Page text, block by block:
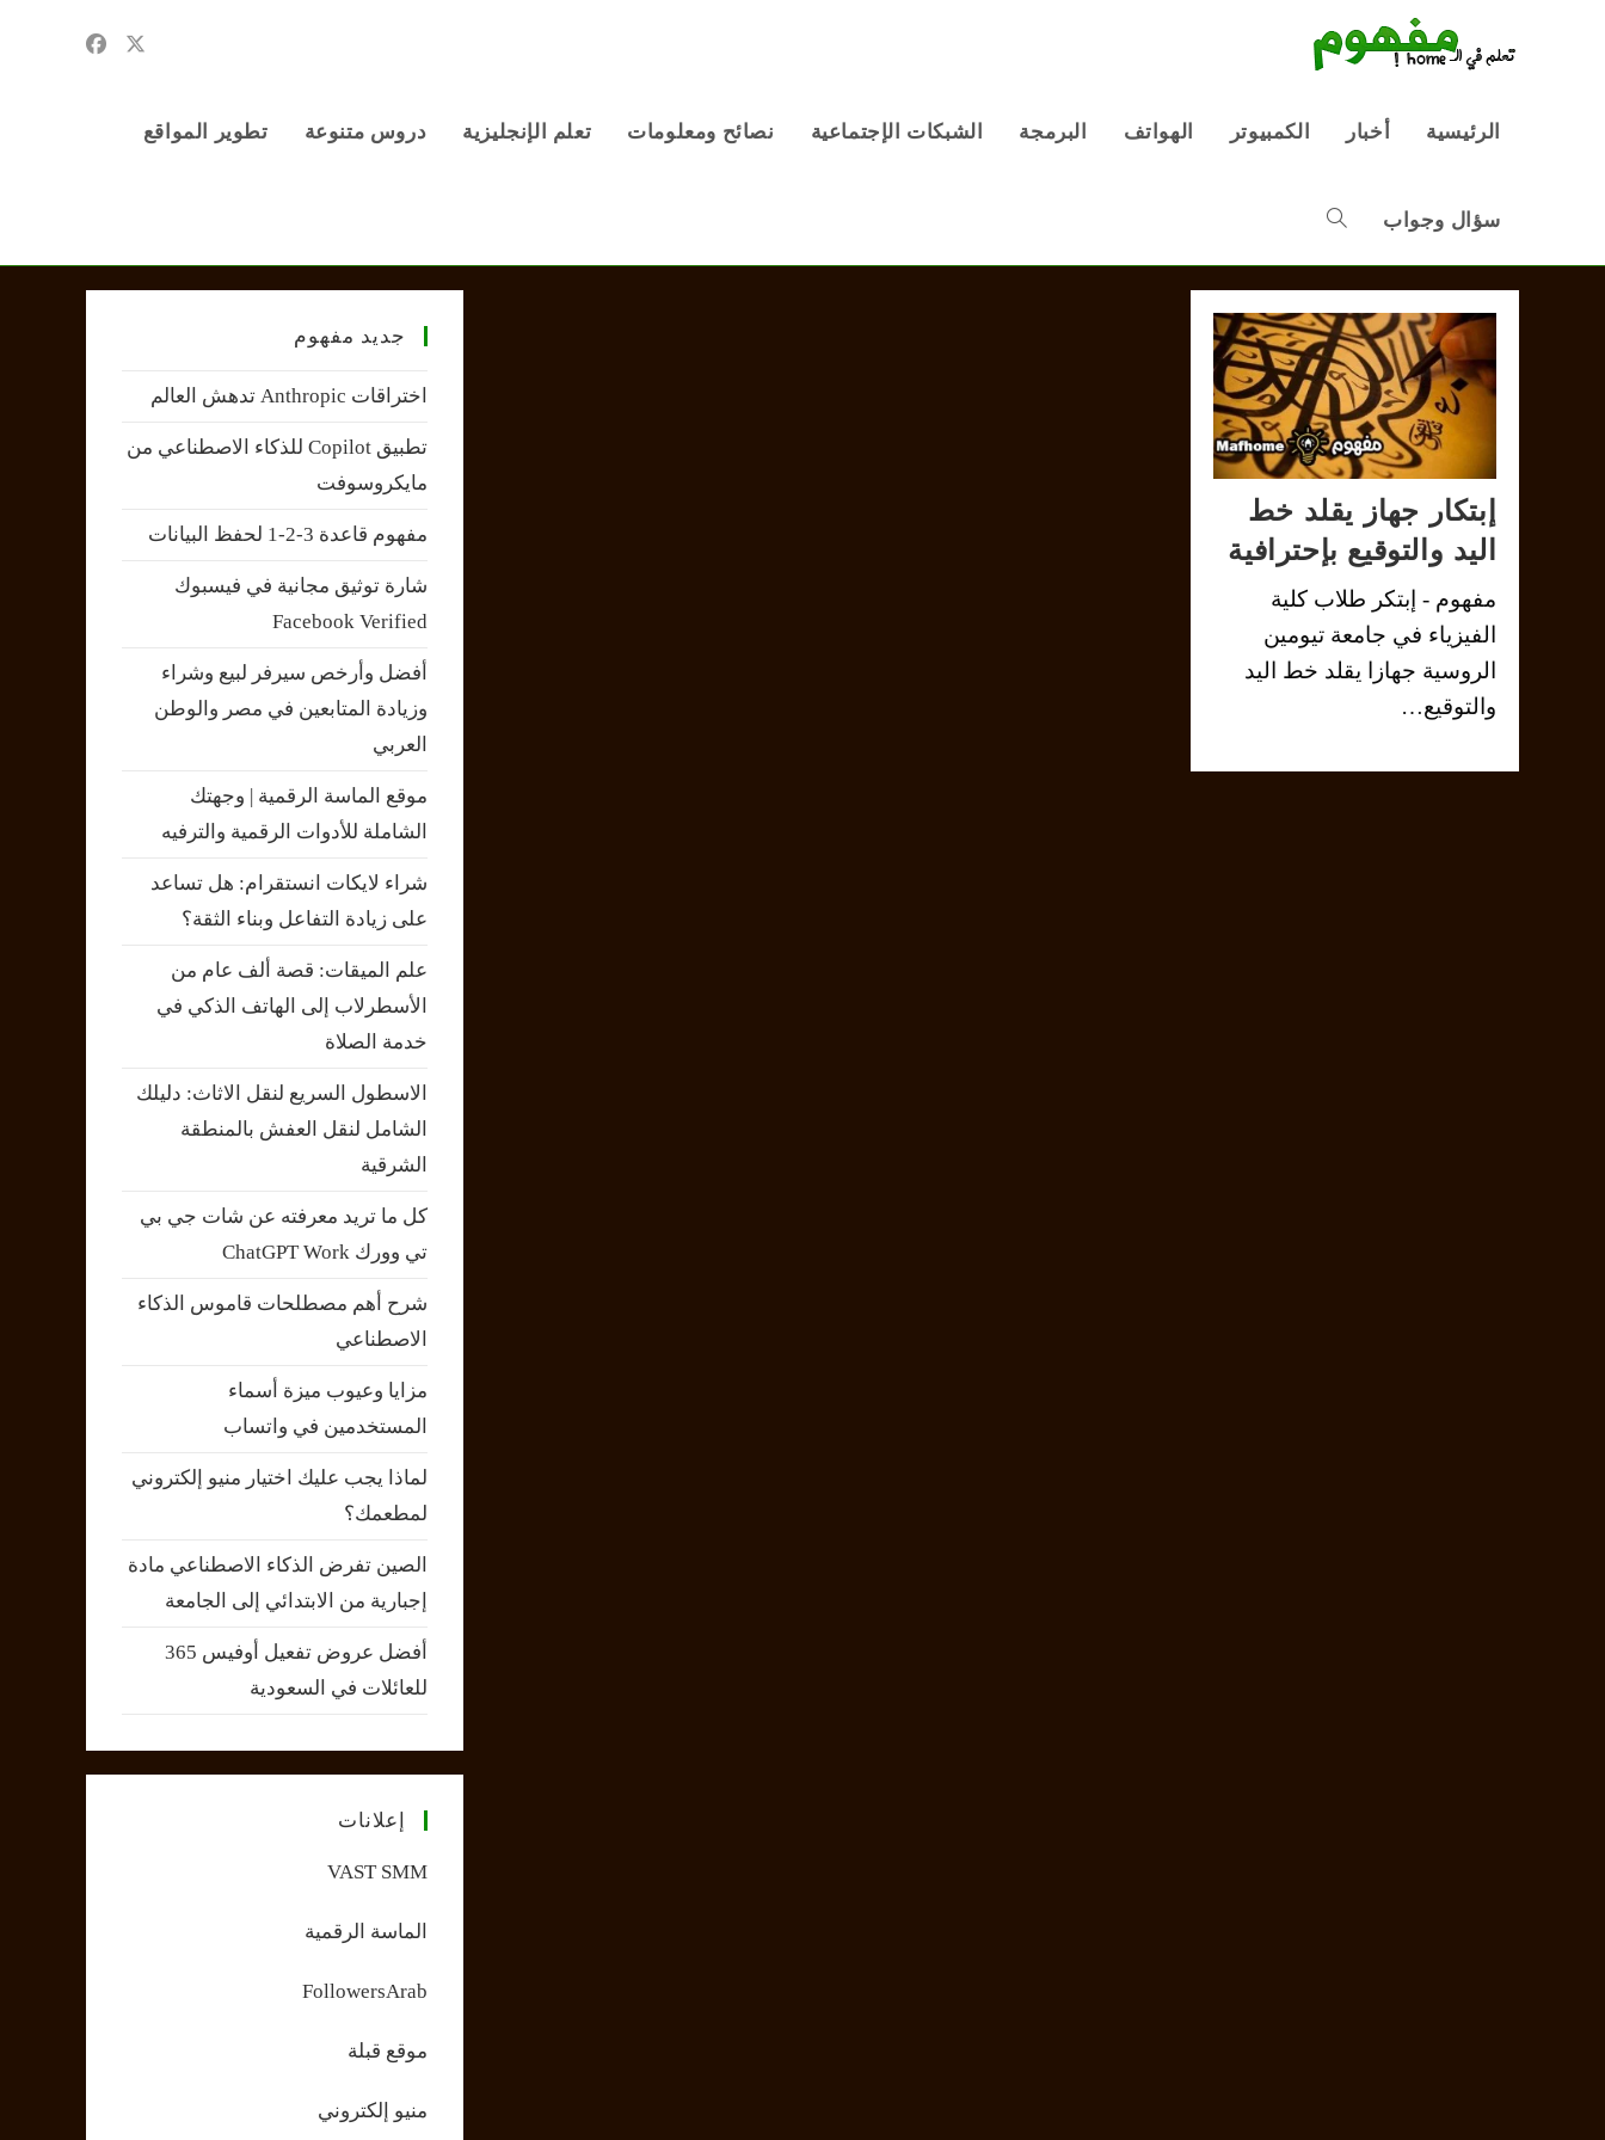
الرئيسية أخبار الكمبيوتر الهواتف البرمجة الشبكات الإجتماعية نصائح ومعلومات تعلم الإنجليزية دروس متنوعة تطوير المواقع
سؤال وجواب Toggle
website
search
إبتكار جهاز يقلد خط
اليد والتوقيع بإحترافية
مفهوم - إبتكر طلاب كلية
الفيزياء في جامعة تيومين
الروسية جهازا يقلد خط اليد
والتوقيع…
جديد مفهوم
اختراقات Anthropic تدهش العالم
تطبيق Copilot للذكاء الاصطناعي من
مايكروسوفت
مفهوم قاعدة 3-2-1 لحفظ البيانات
شارة توثيق مجانية في فيسبوك
Facebook Verified
أفضل وأرخص سيرفر لبيع وشراء
وزيادة المتابعين في مصر والوطن
العربي
موقع الماسة الرقمية | وجهتك
الشاملة للأدوات الرقمية والترفيه
شراء لايكات انستقرام: هل تساعد
على زيادة التفاعل وبناء الثقة؟
علم الميقات: قصة ألف عام من
الأسطرلاب إلى الهاتف الذكي في
خدمة الصلاة
الاسطول السريع لنقل الاثاث: دليلك
الشامل لنقل العفش بالمنطقة
الشرقية
كل ما تريد معرفته عن شات جي بي
تي وورك ChatGPT Work
شرح أهم مصطلحات قاموس الذكاء
الاصطناعي
مزايا وعيوب ميزة أسماء
المستخدمين في واتساب
لماذا يجب عليك اختيار منيو إلكتروني
لمطعمك؟
الصين تفرض الذكاء الاصطناعي مادة
إجبارية من الابتدائي إلى الجامعة
أفضل عروض تفعيل أوفيس 365
للعائلات في السعودية
إعلانات
VAST SMM
الماسة الرقمية
FollowersArab
موقع قبلة
منيو إلكتروني